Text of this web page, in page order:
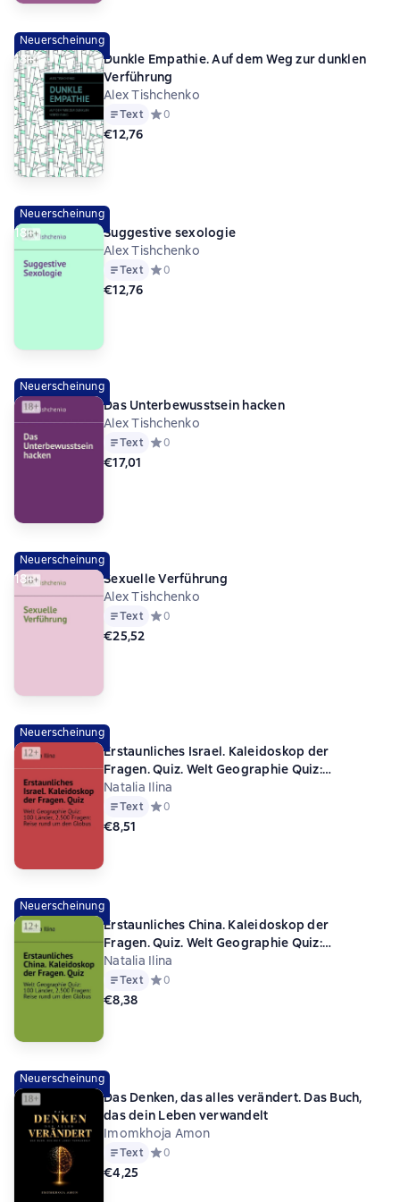
Neuerscheinung
18+
Dunkle Empathie. Auf dem Weg zur dunklen
Verführung
Alex Tishchenko
Text Средний рейтинг 0 на основе 0 оценок
0
€12,76
Neuerscheinung
18+
Suggestive sexologie
Alex Tishchenko
Text Средний рейтинг 0 на основе 0 оценок
0
€12,76
Neuerscheinung
Das Unterbewusstsein hacken
Alex Tishchenko
Text Средний рейтинг 0 на основе 0 оценок
0
€17,01
Neuerscheinung
18+
Sexuelle Verführung
Alex Tishchenko
Text Средний рейтинг 0 на основе 0 оценок
0
€25,52
Neuerscheinung
Erstaunliches Israel. Kaleidoskop der
Fragen. Quiz. Welt Geographie Quiz:
100 Länder, 2.500 Fragen: Reise rund um den
Globus
Natalia Ilina
Text Средний рейтинг 0 на основе 0 оценок
0
€8,51
Neuerscheinung
Erstaunliches China. Kaleidoskop der
Fragen. Quiz. Welt Geographie Quiz:
100 Länder, 2.500 Fragen: Reise rund um den
Globus
Natalia Ilina
Text Средний рейтинг 0 на основе 0 оценок
0
€8,38
Neuerscheinung
Das Denken, das alles verändert. Das Buch,
das dein Leben verwandelt
Imomkhoja Amon
Text Средний рейтинг 0 на основе 0 оценок
0
€4,25